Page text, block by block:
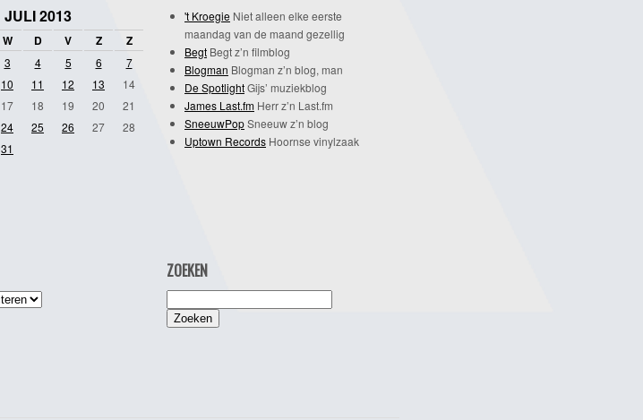
JULI 2013
W D V Z Z
3 4 5 6
7
10 11 12 13
14
17 18 19 20
21
24 25 26 27
28
31
't Kroegie Niet alleen elke eerste
maandag van de maand gezellig
Begt Begt z’n filmblog
Blogman Blogman z’n blog, man
De SpotlightGijs’ muziekblog
James Last.fm Herr z’n Last.fm
SneeuwPopSneeuw z’n blog
Uptown Records Hoornse vinylzaak
ZOEKEN
naar: